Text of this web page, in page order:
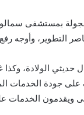
بمستشفى
التطوير، وأوجه
الولادة،
جودة الخدمات
ويقدمون الخدمات